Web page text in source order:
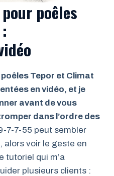
poêles
Tepor et Climat
en vidéo, et je
avant de vous
dans l’ordre des
7-7-55 peut sembler
alors voir le geste en
tutoriel qui m’a
plusieurs clients :